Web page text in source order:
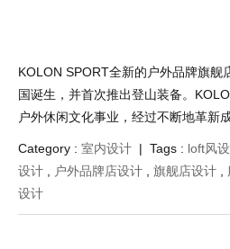
KOLON SPORT全新的户外品牌旗
国诞生，并首次推出登山装备。
户外休闲文化事业，经过不断地革新
Category : 室内设计 | Tags : loft风
设计
户外品牌店设计 旗舰店设计
设计